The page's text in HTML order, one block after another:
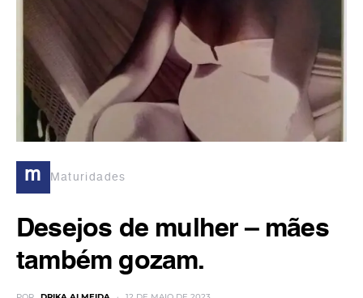
m Maturidades
Desejos de mulher – mães
também gozam.